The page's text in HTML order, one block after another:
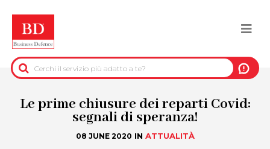
contenuto
principale
BACK
INFORMAZIONI PRE-CONTRATTUALI
INFORMAZIONI PER IL RECUPERO DEL
CREDITO
Le prime chiusure dei reparti Covid:
segnali di speranza!
08 JUNE 2020 IN ATTUALITÀ